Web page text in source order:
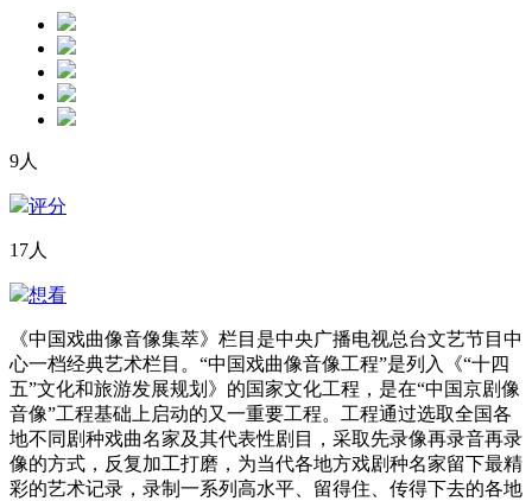
9人
评分
17人
想看
《中国戏曲像音像集萃》栏目是中央广播电视总台文艺节目中
心一档经典艺术栏目。“中国戏曲像音像工程”是列入《“十四
五”文化和旅游发展规划》的国家文化工程，是在“中国京剧像
音像”工程基础上启动的又一重要工程。工程通过选取全国各
地不同剧种戏曲名家及其代表性剧目，采取先录像再录音再录
像的方式，反复加工打磨，为当代各地方戏剧种名家留下最精
彩的艺术记录，录制一系列高水平、留得住、传得下去的各地